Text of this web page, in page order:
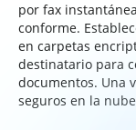
por fax
conforme.
en carpetas
destinatario para
documentos. Una
seguros en la